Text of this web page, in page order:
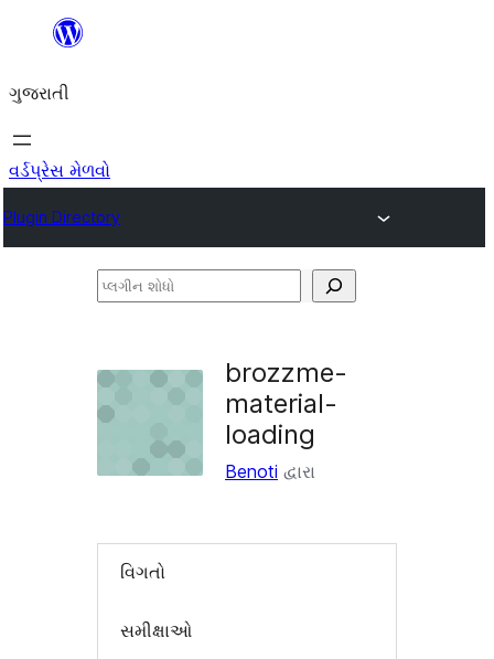
કંટેન્ટ(લખાણ)
જાઓ
ગુજરાતી
વર્ડપ્રેસ મેળવો
Plugin Directory
પ્લગીન
brozzme-
material-
loading
Benoti દ્વારા
વિગતો
સમીક્ષાઓ